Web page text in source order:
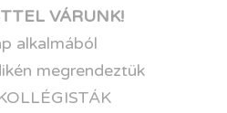
VÁRUNK!
alkalmából
megrendeztük